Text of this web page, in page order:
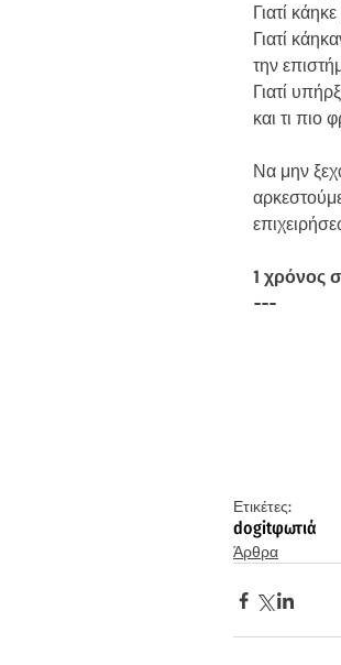
Γιατί
Γιατί
την
Γιατί
και τι πιο
Να μην
1 χρόνος
---
Ετικέτες:
dogitφωτιά
Άρθρα